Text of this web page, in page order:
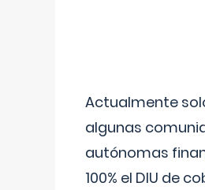
Actualmente
algunas
autónomas
100% el DIU de